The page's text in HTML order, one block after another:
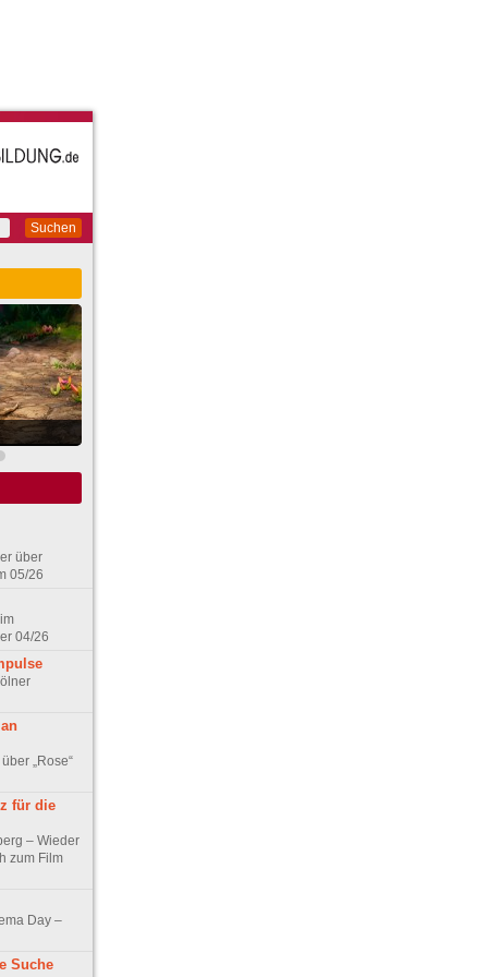
Suchen
über
05/26
04/26
„Rose“
für die
– Wieder
zum Film
Day –
Suche